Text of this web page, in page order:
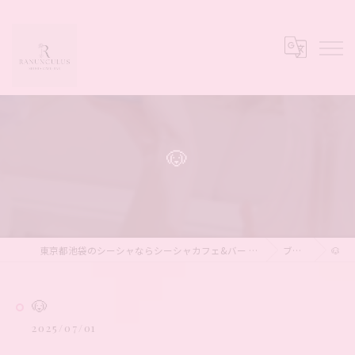
🐶
東京都池袋のシーシャならシーシャカフェ&バー Ranunculus ブログ 🐶
🐶
2025/07/01